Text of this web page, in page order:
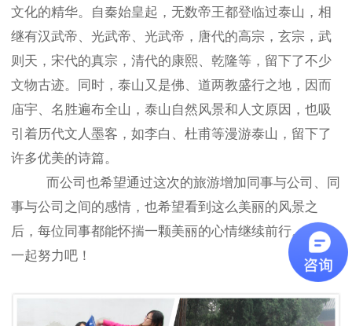
文化的精华。自秦始皇起，无数帝王都登临过泰山，相
继有汉武帝、光武帝、光武帝，唐代的高宗，玄宗，武
则天，宋代的真宗，清代的康熙、乾隆等，留下了不少
文物古迹。同时，泰山又是佛、道两教盛行之地，因而
庙宇、名胜遍布全山，泰山自然风景和人文原因，也吸
引着历代文人墨客，如李白、杜甫等漫游泰山，留下了
许多优美的诗篇。
而公司也希望通过这次的旅游增加同事与公司、同
事与公司之间的感情，也希望看到这么美丽的风景之
后，每位同事都能怀揣一颗美丽的心情继续前行。大家
一起努力吧！